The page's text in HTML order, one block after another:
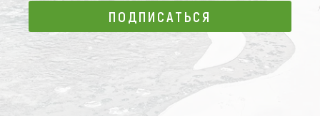
ПОДПИСАТЬСЯ
ПОДПИСАТЬСЯ